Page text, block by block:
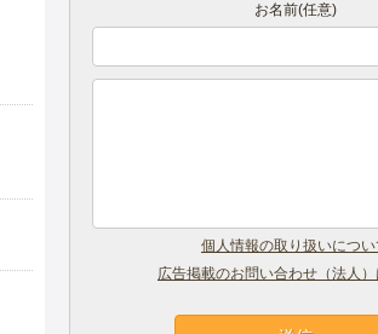
お名前(任意)
個人情報の取り扱いについ
広告掲載のお問い合わせ（法人）